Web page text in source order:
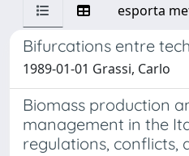
esporta
Bifurcations entre
1989-01-01 Grassi, Carlo
Biomass production
management in the
regulations, conflicts,